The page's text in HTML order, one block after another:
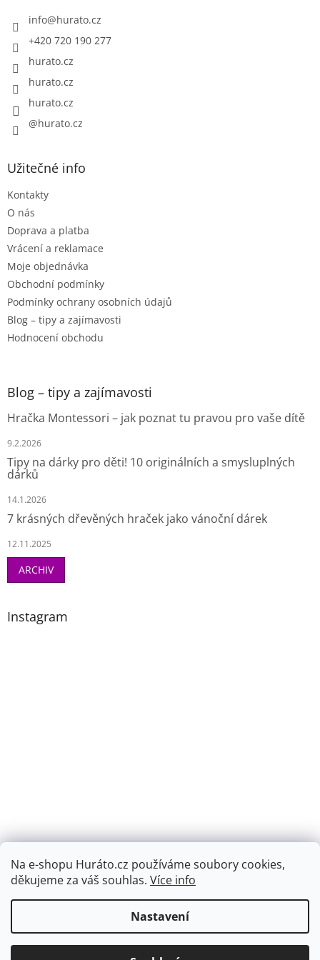
Na e-shopu Huráto.cz používáme soubory cookies,
děkujeme za váš souhlas. Více info
Nastavení
info@hurato.cz
+420 720 190 277
hurato.cz
hurato.cz
hurato.cz
@hurato.cz
Užitečné info
Kontakty
O nás
Doprava a platba
Vrácení a reklamace
Moje objednávka
Obchodní podmínky
Podmínky ochrany osobních údajů
Blog – tipy a zajímavosti
Hodnocení obchodu
Blog – tipy a zajímavosti
Hračka Montessori – jak poznat tu pravou pro vaše dítě
9.2.2026
Tipy na dárky pro děti! 10 originálních a smysluplných
dárků
14.1.2026
7 krásných dřevěných hraček jako vánoční dárek
12.11.2025
ARCHIV
Instagram
Sledovat na Instagramu
Vytvořil Shoptet